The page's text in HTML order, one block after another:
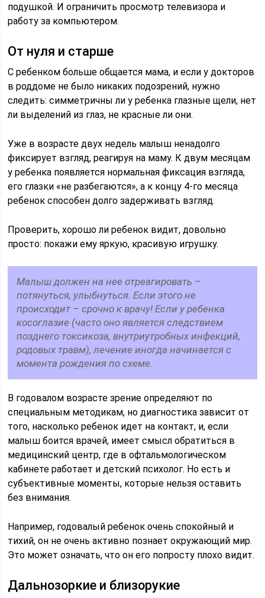
подушкой. И ограничить просмотр телевизора и
работу за компьютером.
От нуля и старше
С ребенком больше общается мама, и если у докторов
в роддоме не было никаких подозрений, нужно
следить: симметричны ли у ребенка глазные щели, нет
ли выделений из глаз, не красные ли они.
Уже в возрасте двух недель малыш ненадолго
фиксирует взгляд, реагируя на маму. К двум месяцам
у ребенка появляется нормальная фиксация взгляда,
его глазки «не разбегаются», а к концу 4-го месяца
ребенок способен долго задерживать взгляд.
Проверить, хорошо ли ребенок видит, довольно
просто: покажи ему яркую, красивую игрушку.
Малыш должен на нее отреагировать –
потянуться, улыбнуться. Если этого не
происходит – срочно к врачу! Если у ребенка
косоглазие (часто оно является следствием
позднего токсикоза, внутриутробных инфекций,
родовых травм), лечение иногда начинается с
момента рождения по схеме.
В годовалом возрасте зрение определяют по
специальным методикам, но диагностика зависит от
того, насколько ребенок идет на контакт, и, если
малыш боится врачей, имеет смысл обратиться в
медицинский центр, где в офтальмологическом
кабинете работает и детский психолог. Но есть и
субъективные моменты, которые нельзя оставить
без внимания.
Например, годовалый ребенок очень спокойный и
тихий, он не очень активно познает окружающий мир.
Это может означать, что он его попросту плохо видит.
Дальнозоркие и близорукие